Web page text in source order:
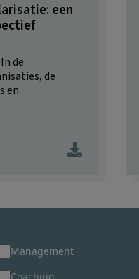
een
de
de
en
Management